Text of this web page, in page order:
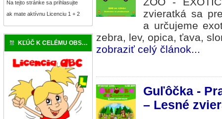
Na tejto stránke sa prihlasujte
ak mate aktívnu Licenciu 1 + 2
KĽÚČ K CELÉMU OBSAHU
zvieratká sa
a určujeme
zebra, lev, opica, ťava,
zobraziť celý článok...
Guľôčka -
– Lesné